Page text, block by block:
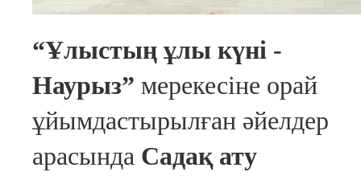
“Ұлыстың ұлы күні -
Наурыз” мерекесіне орай
ұйымдастырылған әйелдер
арасында Садақ ату